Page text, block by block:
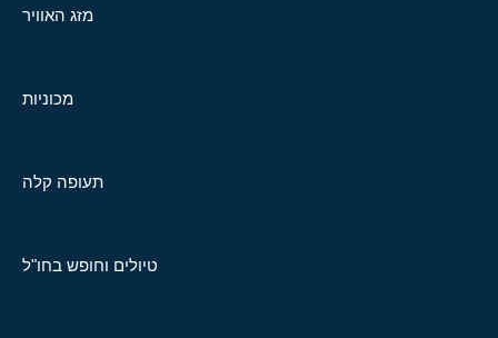
מזג האוויר
מכוניות
תעופה קלה
טיולים וחופש בחו"ל